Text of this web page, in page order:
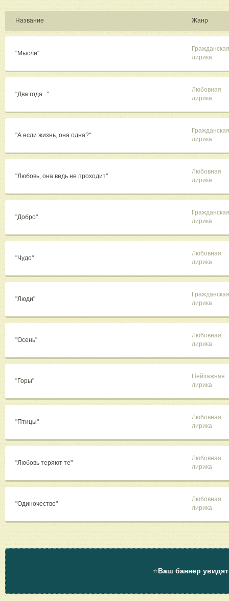
Название Жанр
"Мысли"
Гражданская
лирика
"Два года..."
Любовная
лирика
"А если жизнь, она одна?"
Гражданская
лирика
"Любовь, она ведь не проходит"
Любовная
лирика
"Добро"
Гражданская
лирика
"Чудо"
Любовная
лирика
"Люди"
Гражданская
лирика
"Осень"
Любовная
лирика
"Горы"
Пейзажная
лирика
"Птицы"
Любовная
лирика
"Любовь теряют те"
Любовная
лирика
"Одиночество"
Любовная
лирика
⭐Ваш баннер